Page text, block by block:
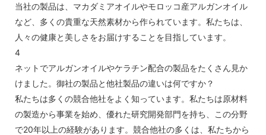
当社の製品は、マカダミアオイルやモロッコ産アルガンオイル
など、多くの貴重な天然素材から作られています。私たちは、
人々の健康と美しさをお届けすることを目指しています。
4
ネットでアルガンオイルやケラチン配合の製品をたくさん見か
けました。御社の製品と他社製品の違いは何ですか？
私たちは多くの競合他社をよく知っています。私たちは原材料
の製造から事業を始め、優れた研究開発部門を持ち、この分野
で20年以上の経験があります。競合他社の多くは、私たちから